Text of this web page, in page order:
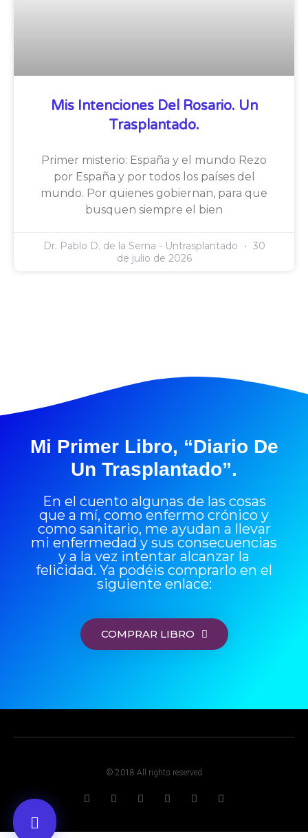
Mis Intenciones Del Rosario. Un
Trasplantado.
Primer misterio: España y el mundo Rezo
por España y por todos los países del
mundo. Por quienes gobiernan, para que
busquen siempre el bien
Dr. Pablo D. de la Serna - Untrasplantado
30
de julio de 2026
Mi Primer Libro, “Diario De
Un Trasplantado”.
En el cuento algunas de las cosas
que a mí, como enfermo crónico y
como sanitario, me ayudan a llevar
mi enfermedad y sus consecuencias
y a la vez intentar alcanzar la
felicidad. Ya podéis comprarlo en el
siguiente enlace:
COMPRAR LIBRO
© 2018 All rights reserved